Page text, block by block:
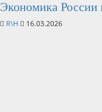
Экономика России
R\H 16.03.2026